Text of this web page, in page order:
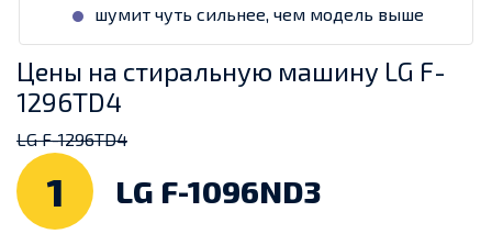
шумит чуть сильнее, чем модель выше
Цены на стиральную машину LG F-
1296TD4
LG F-1296TD4
1 LG F-1096ND3